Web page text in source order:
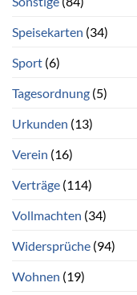
Speisekarten (34)
Sport (6)
Tagesordnung (5)
Urkunden (13)
Verein (16)
Verträge (114)
Vollmachten (34)
Widersprüche (94)
Wohnen (19)